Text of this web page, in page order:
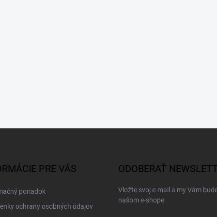
PRE VÁS
poriadok
ochrany osobných údajov
ODOBERAŤ
Vložte svoj e-mail a my Vám
našom e-shope.